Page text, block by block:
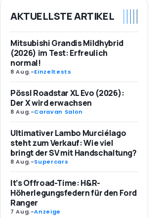
AKTUELLSTE ARTIKEL
Mitsubishi Grandis Mildhybrid
(2026) im Test: Erfreulich
normal!
8 Aug.-Einzeltests
Pössl Roadstar XL Evo (2026):
Der X wird erwachsen
8 Aug.-Caravan Salon
Ultimativer Lambo Murciélago
steht zum Verkauf: Wie viel
bringt der SV mit Handschaltung?
8 Aug.-Supercars
It’s Offroad-Time: H&R-
Höherlegungsfedern für den Ford
Ranger
7 Aug.-Anzeige